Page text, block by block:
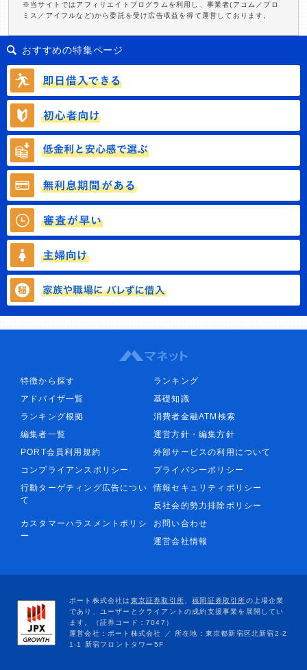
※当サイトではアフィリエイトプログラムを利用し、事業者(アコム／プロ
ミス／アイフルなど)から委託を受け広告収益を得て運営しております。
おすすめの特集ページ
特徴から探す
ランキング
アドバイザ一覧
基礎知識
ランキング根拠
消費者金融ATM検索
編集者一覧
運営方針・編集方針
PORT会員利用規約
外部サービスの利用について
コンプライアンスポリシー
プライバシーポリシー
行動ターゲティング広告につい
て
情報セキュリティポリシー
反社会的勢力排除ポリシー
カスタマーハラスメントポリシ
ー
お問い合わせ
運営会社情報